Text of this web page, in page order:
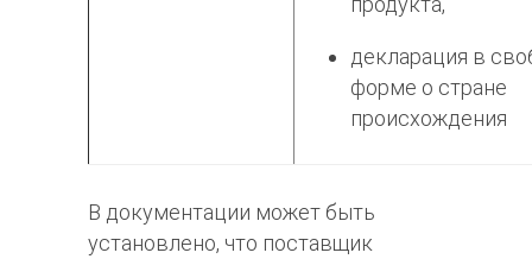
декларация в
форме о стране
происхождения
В документации может быть
установлено, что поставщик